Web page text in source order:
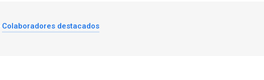
Colaboradores destacados